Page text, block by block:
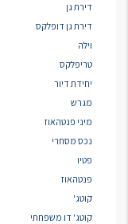
דירת גן
דירת גן דופלקס
וילה
טריפלקס
יחידת דיור
מגרש
מיני פנטהאוז
נכס מסחרי
פטיו
פנטהאוז
קוטג'
קוטג' דו משפחתי